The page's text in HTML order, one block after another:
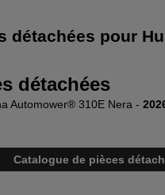
détachées pour
détachées
Automower® 310E Nera -
Catalogue de pièces